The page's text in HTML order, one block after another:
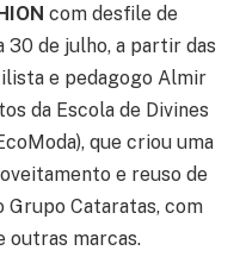
com desfile de
30 de julho, a partir das
e pedagogo Almir
da Escola de Divines
que criou uma
e reuso de
Cataratas, com
outras marcas.